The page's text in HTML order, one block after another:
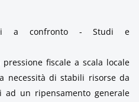
fiscale a scala locale
necessità di stabili risorse da
un ripensamento generale